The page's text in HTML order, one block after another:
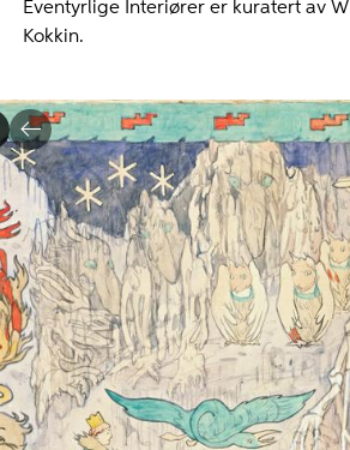
Eventyrlige Interiører er kuratert av
Kokkin.